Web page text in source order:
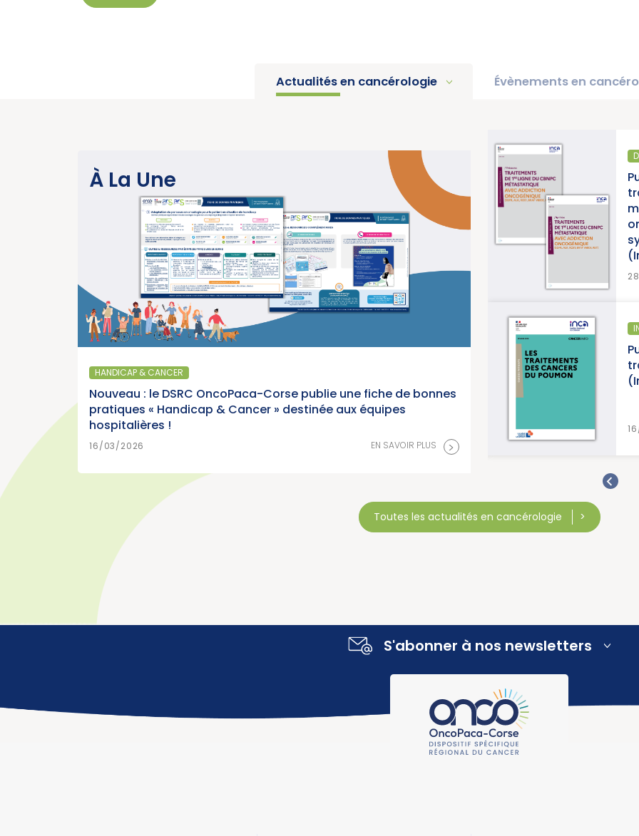
Actualités en cancérologie Évènements en
À La Une
HANDICAP & CANCER
Nouveau : le DSRC OncoPaca-Corse publie une fiche de bonnes
pratiques « Handicap & Cancer » destinée aux équipes
hospitalières !
16/03/2026 EN SAVOIR PLUS >
Parution du rapport d’activité 2025 « Une
année charnière pour la lutte contre les
cancers » (Institut National du Cancer)
EN SAVOIR PLUS >
SANTÉ PUBLIQUE - ÉPIDÉMIOLOGIE
Parution du panorama des cancers en
France, édition 2026 (Institut National du
15/07/2026
DIAGNOSTIC ET TRAITEMENT
Publication d’un thésaurus sur les
traitements de 1re ligne du CBNPC
métastatique avec addiction
oncogénique, accompagné d’une
synthèse et d’une synthèse de
(Institut National du Cancer)
EN SAVOIR
INFORMATION PATIENTS
Publication d’un guide info patients
traitements des cancers du
(Institut National du Cancer)
EN SAVOIR
Toutes les actualités en cancérologie
S'abonner à nos newsletters